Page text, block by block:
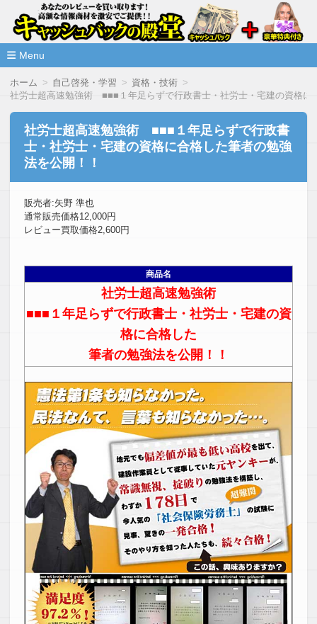
情報商材激安サイト・キャッシ
ュバックの殿堂
高額な情報商材をレビューを買い取ることで激安で購入できま
Menu
ホーム 自己啓発・学習
資格・技術
社労士超高速勉強術 ■■■１年足らずで行政書士・社労士・宅建の資格に
社労士超高速勉強術 ■■■１年足らずで行政書
士・社労士・宅建の資格に合格した筆者の勉強
法を公開！！
販売者:矢野 準也
通常販売価格12,000円
レビュー買取価格2,600円
商品名
社労士超高速勉強術
■■■１年足らずで行政書士・社労士・宅建の資
格に合格した
筆者の勉強法を公開！！